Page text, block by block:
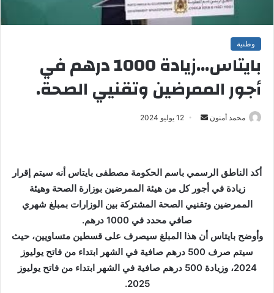
وطنية
بايتاس…زيادة 1000 درهم في
أجور الممرضين وتقنيي الصحة.
محمد أمنون
ب
ر
ي
ا
إ
ل
12 يوليو 2024
أكد الناطق الرسمي باسم الحكومة مصطفى بايتاس أنه سيتم إقرار
زيادة في أجور كل من هيئة الممرضين بوزارة الصحة وهيئة
الممرضين وتقنيي الصحة المشتركة بين الوزارات بمبلغ شهري
صافي محدد في 1000 درهم.
وأوضح بايتاس أن هذا المبلغ سيصرف على قسطين متساويين، حيث
سيتم صرف 500 درهم صافية في الشهر ابتداء من فاتح يوليوز
2024، وزيادة 500 درهم صافية في الشهر ابتداء من فاتح يوليوز
2025.